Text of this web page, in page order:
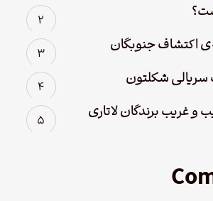
اکتشاف جنوبگان
سریالی شکلتون
و غریب برندگان لاتاری